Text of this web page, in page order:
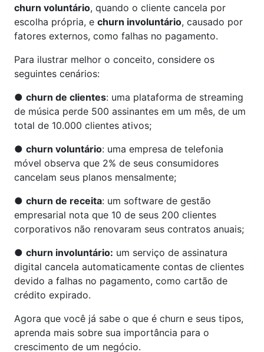
churn voluntário, quando o cliente cancela por
escolha própria, e churn involuntário, causado por
fatores externos, como falhas no pagamento.
Para ilustrar melhor o conceito, considere os
seguintes cenários:
● churn de clientes: uma plataforma de streaming
de música perde 500 assinantes em um mês, de um
total de 10.000 clientes ativos;
● churn voluntário: uma empresa de telefonia
móvel observa que 2% de seus consumidores
cancelam seus planos mensalmente;
● churn de receita: um software de gestão
empresarial nota que 10 de seus 200 clientes
corporativos não renovaram seus contratos anuais;
● churn involuntário: um serviço de assinatura
digital cancela automaticamente contas de clientes
devido a falhas no pagamento, como cartão de
crédito expirado.
Agora que você já sabe o que é churn e seus tipos,
aprenda mais sobre sua importância para o
crescimento de um negócio.